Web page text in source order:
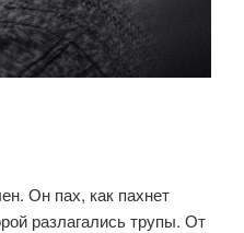
Он пах, как пахнет
разлагались трупы. От